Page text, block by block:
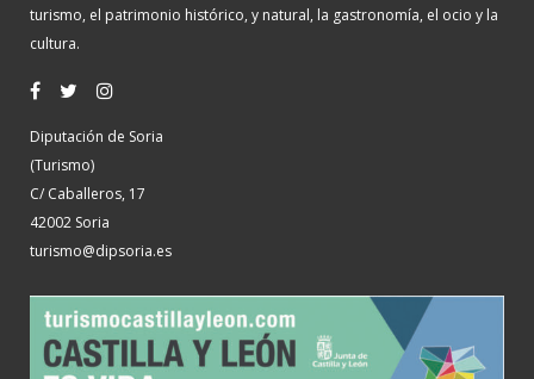
turismo, el patrimonio histórico, y natural, la gastronomía, el ocio y la
cultura.
Diputación de Soria
(Turismo)
C/ Caballeros, 17
42002 Soria
turismo@dipsoria.es